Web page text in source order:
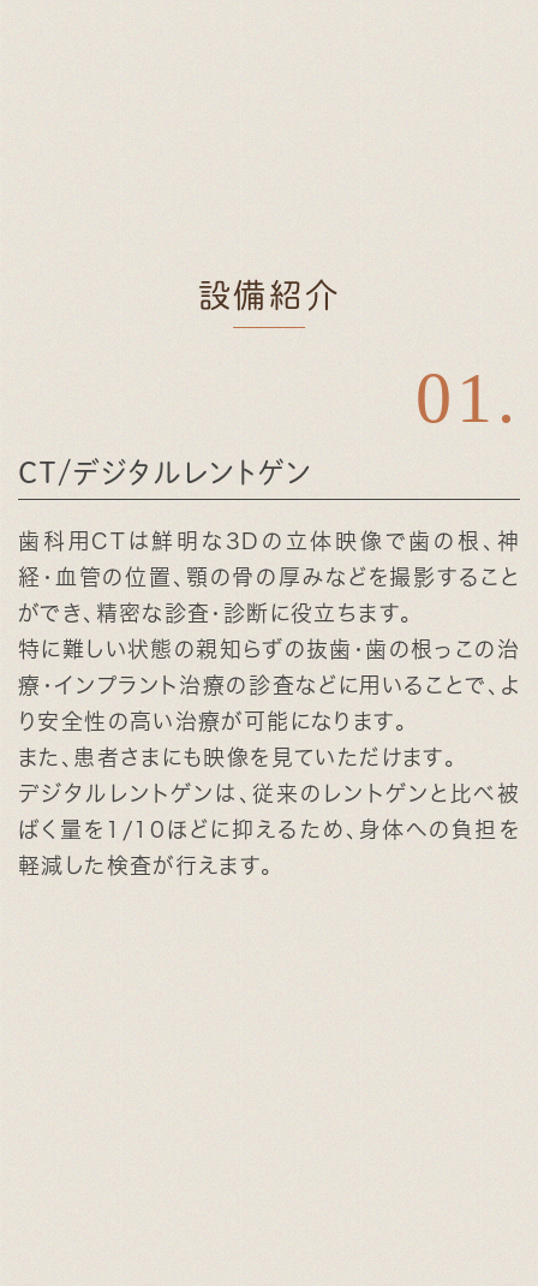
設備紹介
CT/デジタルレントゲン
歯科用CTは鮮明な3Dの立体映像で歯の根、神
経・血管の位置、顎の骨の厚みなどを撮影すること
ができ、精密な診査・診断に役立ちます。
特に難しい状態の親知らずの抜歯・歯の根っこの治
療・インプラント治療の診査などに用いることで、よ
り安全性の高い治療が可能になります。
また、患者さまにも映像を見ていただけます。
デジタルレントゲンは、従来のレントゲンと比べ被
ばく量を1/10ほどに抑えるため、身体への負担を
軽減した検査が行えます。